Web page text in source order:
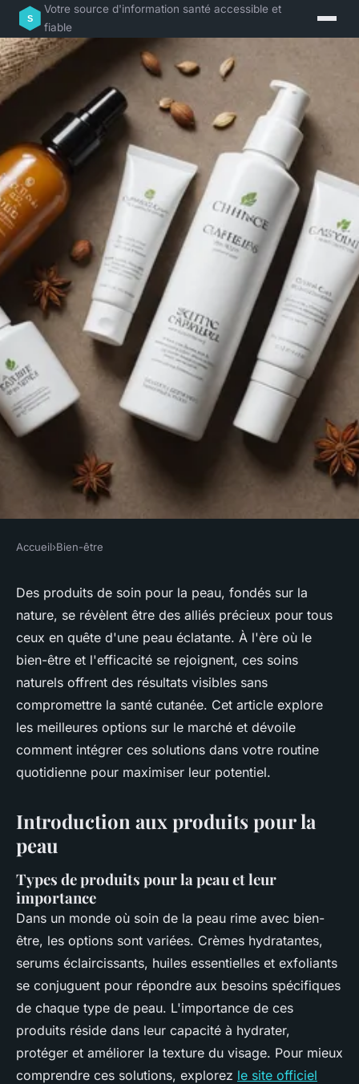
Votre source d'information santé accessible et
fiable
Produits pour la peau : des
soins naturels aux résultats
visibles
Romane• 29 janvier 2025•5 min de lecture
Accueil›Bien-être
Des produits de soin pour la peau, fondés sur la
nature, se révèlent être des alliés précieux pour tous
ceux en quête d'une peau éclatante. À l'ère où le
bien-être et l'efficacité se rejoignent, ces soins
naturels offrent des résultats visibles sans
compromettre la santé cutanée. Cet article explore
les meilleures options sur le marché et dévoile
comment intégrer ces solutions dans votre routine
quotidienne pour maximiser leur potentiel.
Introduction aux produits pour la
peau
Types de produits pour la peau et leur
importance
Dans un monde où soin de la peau rime avec bien-
être, les options sont variées. Crèmes hydratantes,
serums éclaircissants, huiles essentielles et exfoliants
se conjuguent pour répondre aux besoins spécifiques
de chaque type de peau. L'importance de ces
produits réside dans leur capacité à hydrater,
protéger et améliorer la texture du visage. Pour mieux
comprendre ces solutions, explorez le site officiel